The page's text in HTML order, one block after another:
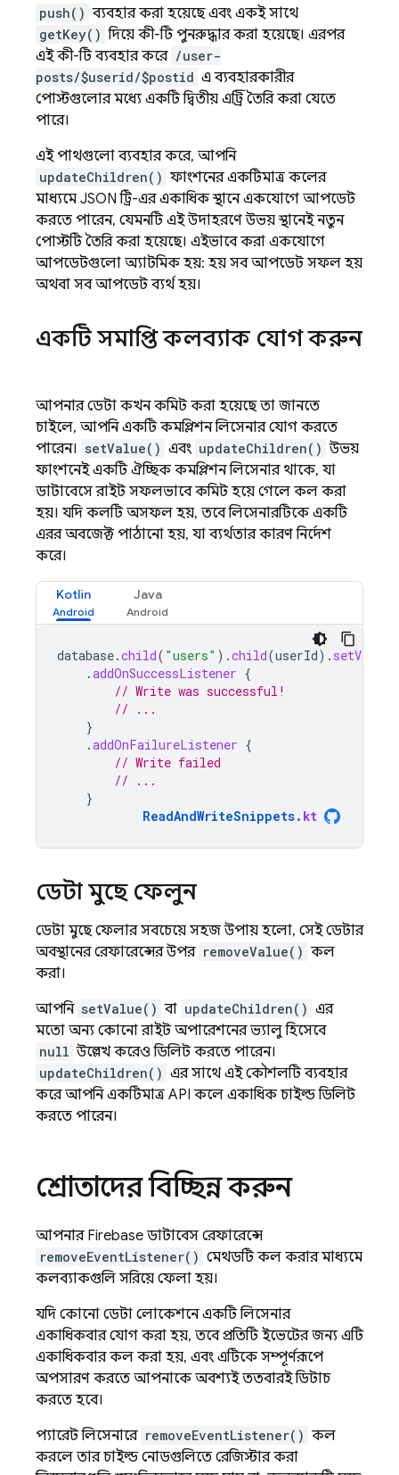
push() ব্যবহার করা হয়েছে এবং একই সাথে
getKey() দিয়ে কী-টি পুনরুদ্ধার করা হয়েছে। এরপর
এই কী-টি ব্যবহার করে /user-
posts/$userid/$postid এ ব্যবহারকারীর
পোস্টগুলোর মধ্যে একটি দ্বিতীয় এন্ট্রি তৈরি করা যেতে
পারে।
এই পাথগুলো ব্যবহার করে, আপনি
updateChildren() ফাংশনের একটিমাত্র কলের
মাধ্যমে JSON ট্রি-এর একাধিক স্থানে একযোগে আপডেট
করতে পারেন, যেমনটি এই উদাহরণে উভয় স্থানেই নতুন
পোস্টটি তৈরি করা হয়েছে। এইভাবে করা একযোগে
আপডেটগুলো অ্যাটমিক হয়: হয় সব আপডেট সফল হয়
অথবা সব আপডেট ব্যর্থ হয়।
একটি সমাপ্তি কলব্যাক যোগ করুন
আপনার ডেটা কখন কমিট করা হয়েছে তা জানতে
চাইলে, আপনি একটি কমপ্লিশন লিসেনার যোগ করতে
পারেন। setValue() এবং updateChildren() উভয়
ফাংশনেই একটি ঐচ্ছিক কমপ্লিশন লিসেনার থাকে, যা
ডাটাবেসে রাইট সফলভাবে কমিট হয়ে গেলে কল করা
হয়। যদি কলটি অসফল হয়, তবে লিসেনারটিকে একটি
এরর অবজেক্ট পাঠানো হয়, যা ব্যর্থতার কারণ নির্দেশ
করে।
Kotlin Java
database.child( "users" ).child(userId). setValue
.addOnSuccessListener {
// Write was successful!
// ...
}
.addOnFailureListener {
// Write failed
// ...
}
ReadAndWriteSnippets. kt
ডেটা মুছে ফেলুন
ডেটা মুছে ফেলার সবচেয়ে সহজ উপায় হলো, সেই ডেটার
অবস্থানের রেফারেন্সের উপর removeValue() কল
করা।
আপনি setValue() বা updateChildren() এর
মতো অন্য কোনো রাইট অপারেশনের ভ্যালু হিসেবে
null উল্লেখ করেও ডিলিট করতে পারেন।
updateChildren() এর সাথে এই কৌশলটি ব্যবহার
করে আপনি একটিমাত্র API কলে একাধিক চাইল্ড ডিলিট
করতে পারেন।
শ্রোতাদের বিচ্ছিন্ন করুন
আপনার Firebase ডাটাবেস রেফারেন্সে
removeEventListener() মেথডটি কল করার মাধ্যমে
কলব্যাকগুলি সরিয়ে ফেলা হয়।
যদি কোনো ডেটা লোকেশনে একটি লিসেনার
একাধিকবার যোগ করা হয়, তবে প্রতিটি ইভেন্টের জন্য এটি
একাধিকবার কল করা হয়, এবং এটিকে সম্পূর্ণরূপে
অপসারণ করতে আপনাকে অবশ্যই ততবারই ডিটাচ
করতে হবে।
প্যারেন্ট লিসেনারে removeEventListener() কল
করলে তার চাইল্ড নোডগুলিতে রেজিস্টার করা